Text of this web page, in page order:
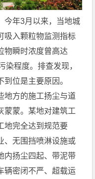
今年3月以来，当地城
吸入颗粒物监测指标
物瞬时浓度曾高达
染程度。排查发现，
位是主要原因。
方的施工扬尘与道
蒙蒙。某地对建筑工
地完全达到规范要
、无围挡喷淋设施或
内扬尘四起、带泥带
辆密闭不严、超载运